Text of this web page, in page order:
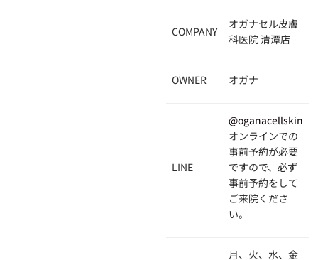
COMPANY
オガナセル皮膚
科医院 清潭店
OWNER オガナ
LINE
@oganacellskin
オンラインでの
事前予約が必要
ですので、必ず
事前予約をして
ご来院くださ
い。
月、火、水、金